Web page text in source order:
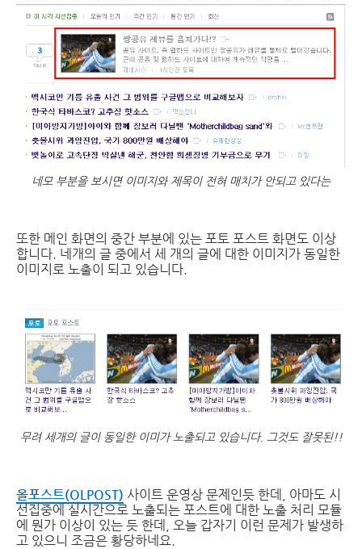
네모 부분을 보시면 이미지와 제목이 전혀 매치가 안되고 있다는
또한 메인 화면의 중간 부분에 있는 포토 포스트 화면도 이상
합니다. 네개의 글 중에서 세 개의 글에 대한 이미지가 동일한
이미지로 노출이 되고 있습니다.
무려 세개의 글이 동일한 이미가 노출되고 있습니다. 그것도 잘못된!!
올포스트(OLPOST) 사이트 운영상 문제인듯 한데, 아마도 시
선집중에 실시간으로 노출되는 포스트에 대한 노출 처리 모듈
에 뭔가 이상이 있는 듯 한데, 오늘 갑자기 이런 문제가 발생하
고 있으니 조금은 황당하네요.